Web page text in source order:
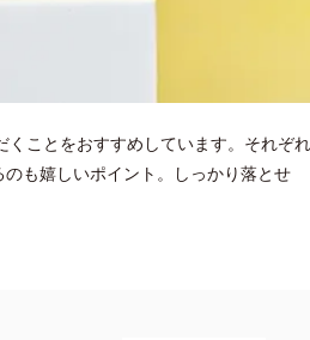
ことをおすすめしています。それぞれ
も嬉しいポイント。しっかり落とせ